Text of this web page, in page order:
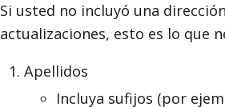
Si usted no incluyó una
actualizaciones, esto es lo que
Apellidos
Incluya sufijos (por